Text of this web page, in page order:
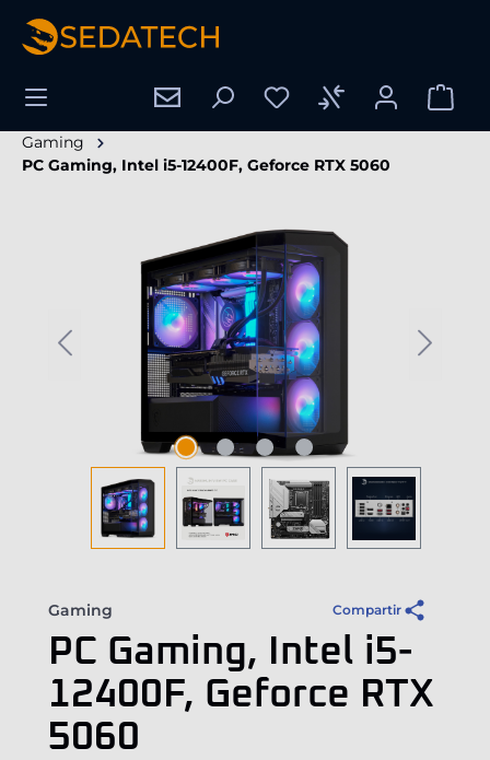
principal
Gaming
PC Gaming, Intel i5-12400F, Geforce RTX 5060
Omitir galería de imágenes
Gaming Compartir
PC Gaming, Intel i5-
12400F, Geforce RTX
5060